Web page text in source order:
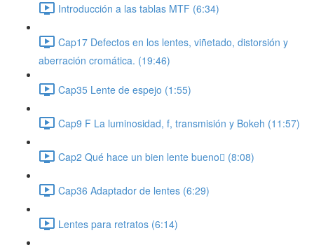
Introducción a las tablas MTF (6:34)
Cap17 Defectos en los lentes, viñetado, distorsión y
aberración cromática. (19:46)
Cap35 Lente de espejo (1:55)
Cap9 F La luminosidad, f, transmisión y Bokeh (11:57)
Cap2 Qué hace un bien lente bueno (8:08)
Cap36 Adaptador de lentes (6:29)
Lentes para retratos (6:14)